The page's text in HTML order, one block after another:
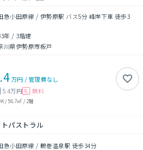
急小田原線 / 伊勢原駅 バス5分 峰岸下車 徒歩3
年 / 3階建
川県伊勢原市板戸
万円 /管理費なし
5.4万円 礼 無料
/56.7㎡ / 2階
パストラル
急小田原線 / 鶴巻温泉駅 徒歩34分